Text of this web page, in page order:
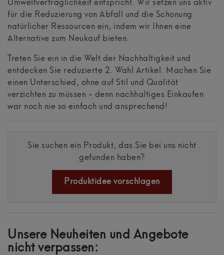
Umweltverträglichkeit entspricht. Wir setzen uns aktiv
für die Reduzierung von Abfall und die Schonung
natürlicher Ressourcen ein, indem wir Ihnen eine
Alternative zum Neukauf bieten.
Treten Sie ein in die Welt der Nachhaltigkeit und
entdecken Sie reduzierte 2. Wahl Artikel. Machen Sie
einen Unterschied, ohne auf Stil und Qualität
verzichten zu müssen - denn nachhaltiges Einkaufen
war noch nie so einfach und ansprechend!
Sie suchen ein Produkt, das Sie bei uns nicht
gefunden haben?
Produktidee vorschlagen
Unsere Neuheiten und Angebote
nicht verpassen: